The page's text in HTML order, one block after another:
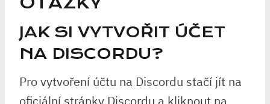
JAK SI VYTVOŘIT ÚČET
NA DISCORDU?
Pro vytvoření účtu na Discordu stačí jít na
oficiální stránky Discordu a kliknout na